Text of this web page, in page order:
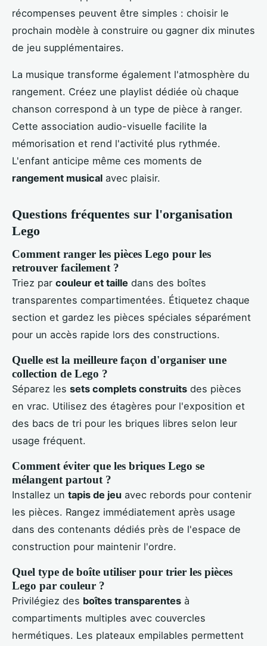
récompenses peuvent être simples : choisir le
prochain modèle à construire ou gagner dix minutes
de jeu supplémentaires.
La musique transforme également l'atmosphère du
rangement. Créez une playlist dédiée où chaque
chanson correspond à un type de pièce à ranger.
Cette association audio-visuelle facilite la
mémorisation et rend l'activité plus rythmée.
L'enfant anticipe même ces moments de
rangement musical avec plaisir.
Questions fréquentes sur l'organisation
Lego
Comment ranger les pièces Lego pour les
retrouver facilement ?
Triez par couleur et taille dans des boîtes
transparentes compartimentées. Étiquetez chaque
section et gardez les pièces spéciales séparément
pour un accès rapide lors des constructions.
Quelle est la meilleure façon d'organiser une
collection de Lego ?
Séparez les sets complets construits des pièces
en vrac. Utilisez des étagères pour l'exposition et
des bacs de tri pour les briques libres selon leur
usage fréquent.
Comment éviter que les briques Lego se
mélangent partout ?
Installez un tapis de jeu avec rebords pour contenir
les pièces. Rangez immédiatement après usage
dans des contenants dédiés près de l'espace de
construction pour maintenir l'ordre.
Quel type de boîte utiliser pour trier les pièces
Lego par couleur ?
Privilégiez des boîtes transparentes à
compartiments multiples avec couvercles
hermétiques. Les plateaux empilables permettent